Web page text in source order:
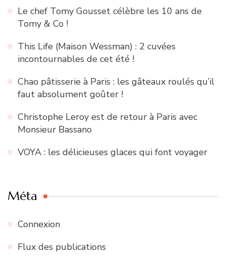
Le chef Tomy Gousset célèbre les 10 ans de
Tomy & Co !
This Life (Maison Wessman) : 2 cuvées
incontournables de cet été !
Chao pâtisserie à Paris : les gâteaux roulés qu’il
faut absolument goûter !
Christophe Leroy est de retour à Paris avec
Monsieur Bassano
VOYA : les délicieuses glaces qui font voyager
Méta
Connexion
Flux des publications